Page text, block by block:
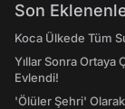
Son
Koca Ülkede Tüm
Yıllar Sonra Ortaya
Evlendi!
'Ölüler Şehri'